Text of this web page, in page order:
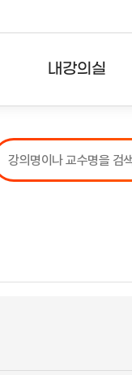
내강의실
강의리스트
수강확인증강의